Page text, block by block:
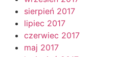
sierpień 2017
lipiec 2017
czerwiec 2017
maj 2017